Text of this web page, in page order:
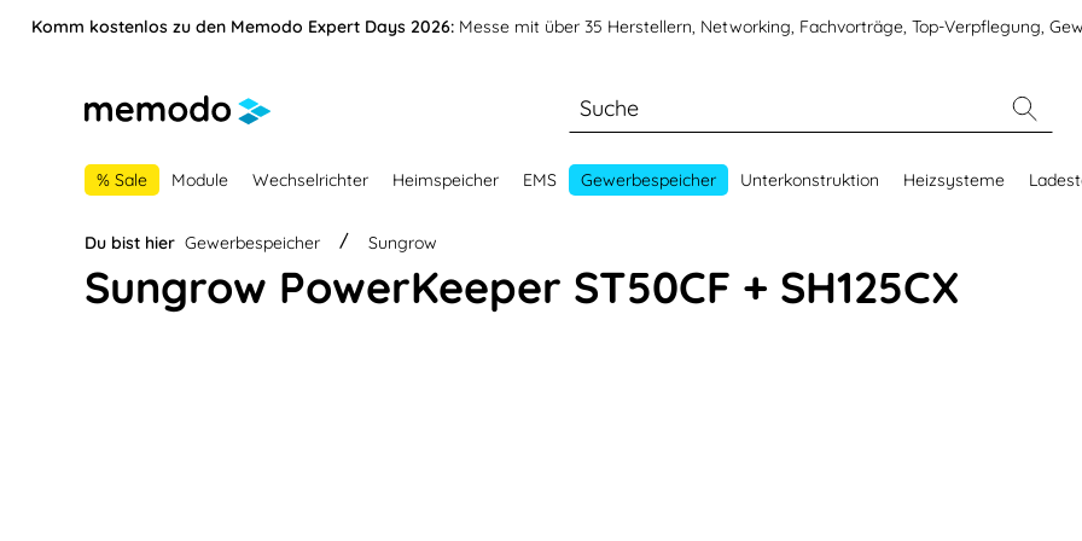
springen Zur Navigation der B2B-Plattform springen
Komm kostenlos zu den Memodo Expert Days 2026: Messe mit über 35 Herstellern, Networking, Fachvorträge, Top-Verpflegung,
% Sale Module Wechselrichter Heimspeicher EMS Gewerbespeicher Unterkonstruktion Heizsysteme
Du bist hier Gewerbespeicher Sungrow
Sungrow PowerKeeper ST50CF + SH125CX